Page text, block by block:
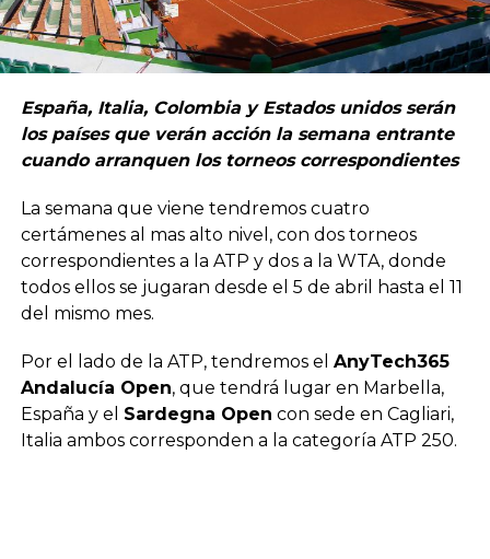
España, Italia, Colombia y Estados unidos serán
los países que verán acción la semana entrante
cuando arranquen los torneos correspondientes
La semana que viene tendremos cuatro
certámenes al mas alto nivel, con dos torneos
correspondientes a la ATP y dos a la WTA, donde
todos ellos se jugaran desde el 5 de abril hasta el 11
del mismo mes.
Por el lado de la ATP, tendremos el AnyTech365
Andalucía Open, que tendrá lugar en Marbella,
España y el Sardegna Open con sede en Cagliari,
Italia ambos corresponden a la categoría ATP 250.